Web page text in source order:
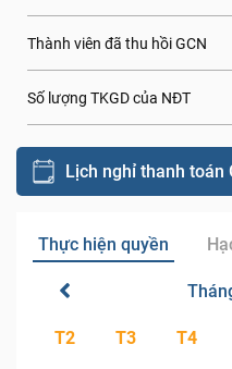
Thành viên đã thu hồi GCN
Số lượng TKGD của NĐT
Lịch nghỉ thanh toán
Thực hiện quyền
T2 T3 T4